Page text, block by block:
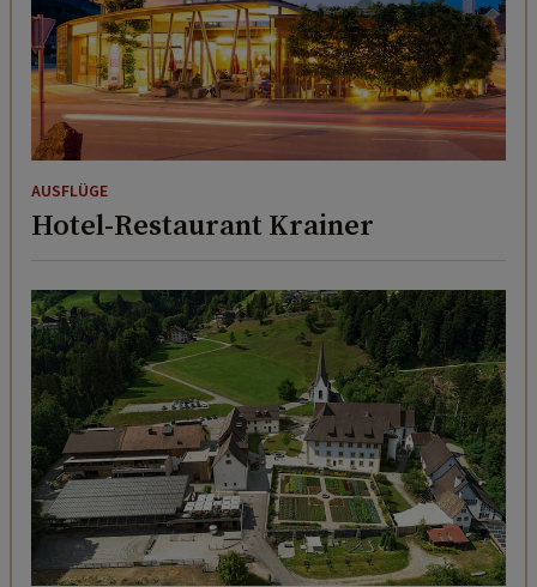
AUSFLÜGE
Hotel-Restaurant Krainer